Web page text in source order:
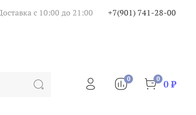
с 10:00 до 21:00 +7(901) 741-28-00
0 0 0 ₽